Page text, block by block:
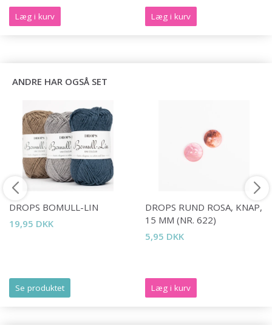
Læg i kurv Læg i kurv
ANDRE HAR OGSÅ SET
DROPS BOMULL-LIN
19,95 DKK
Se produktet
DROPS RUND ROSA, KNAP,
15 MM (NR. 622)
5,95 DKK
Læg i kurv